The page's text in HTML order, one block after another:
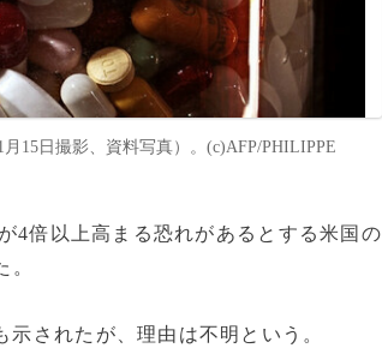
15日撮影、資料写真）。(c)AFP/PHILIPPE
4倍以上高まる恐れがあるとする米国の
。
されたが、理由は不明という。